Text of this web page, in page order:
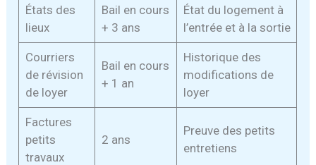
États des
lieux
Bail en cours
+ 3 ans
État du logement à
l’entrée et à la sortie
Courriers
de révision
de loyer
Bail en cours
+ 1 an
Historique des
modifications de
loyer
Factures
petits
travaux
2 ans
Preuve des petits
entretiens